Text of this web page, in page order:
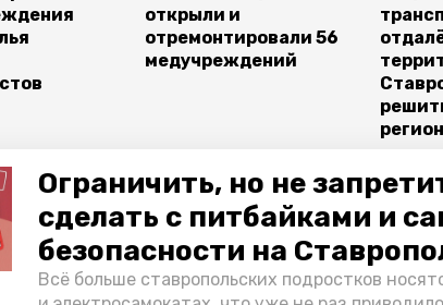
Ограничить, но не
сделать с питбайками и
безопасности на
Всё больше ставропольских подростков
открыли и
отремонтировали 56
медучреждений
край владимир владимиров